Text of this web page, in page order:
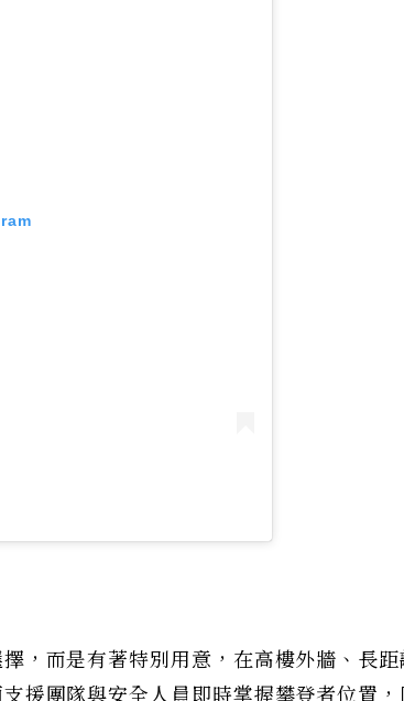
，而是有著特別用意，在高樓外牆、長
援團隊與安全人員即時掌握攀登者位置